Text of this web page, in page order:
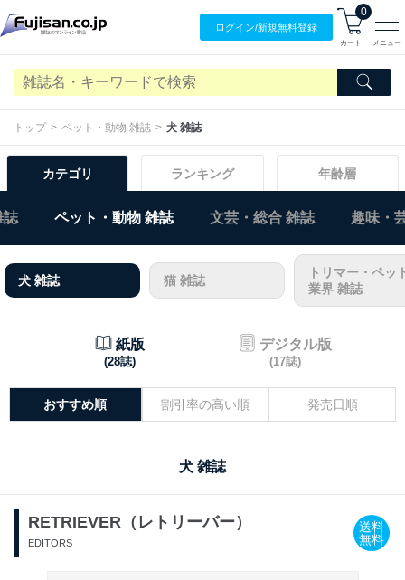
ログイン/新規無料登録
0
カート メニュー
トップ ペット・動物 雑誌 犬 雑誌
カテゴリ ランキング 年齢層
誌 ペット・動物 雑誌 文芸・総合 雑誌 趣味・
犬 雑誌 猫 雑誌
トリマー・ペッ
業界 雑誌
紙版
(28誌)
デジタル版
(17誌)
おすすめ順 割引率の高い順 発売日順
犬 雑誌
RETRIEVER（レトリーバー）
EDITORS
送料
無料